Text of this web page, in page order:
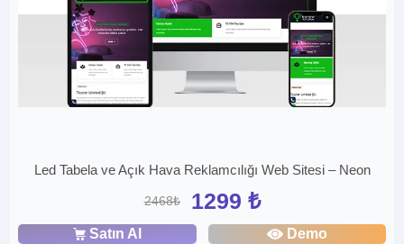
Led Tabela ve Açık Hava Reklamcılığı Web Sitesi – Neon
2468₺ 1299 ₺
Satın Al Demo